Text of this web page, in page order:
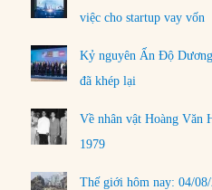
việc cho startup vay vốn
Kỷ nguyên Ấn Độ
đã khép lại
Về nhân vật Hoàng Văn
1979
Thế giới hôm nay: 04/